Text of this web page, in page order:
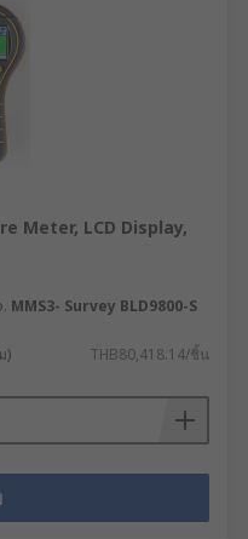
Meter, LCD Display,
MMS3- Survey BLD9800-S
) THB80,418.14/ชิ้น